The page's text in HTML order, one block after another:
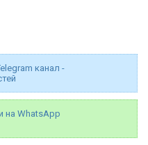
канал -
на WhatsApp